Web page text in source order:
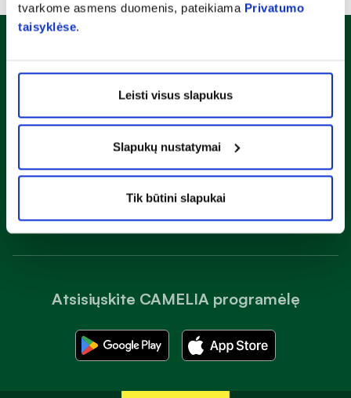
tvarkome asmens duomenis, pateikiama Privatumo
taisyklėse.
Leisti visus slapukus
Slapukų nustatymai
Tik būtini slapukai
Atsisiųskite CAMELIA programėlę
Sužinok apie nuolaidas ir specialius pasiūlymus!
Prenumeruoti